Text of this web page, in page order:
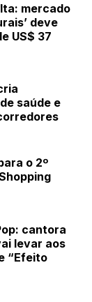
mercado
deve
US$ 37
saúde e
o 2º
cantora
levar aos
“Efeito